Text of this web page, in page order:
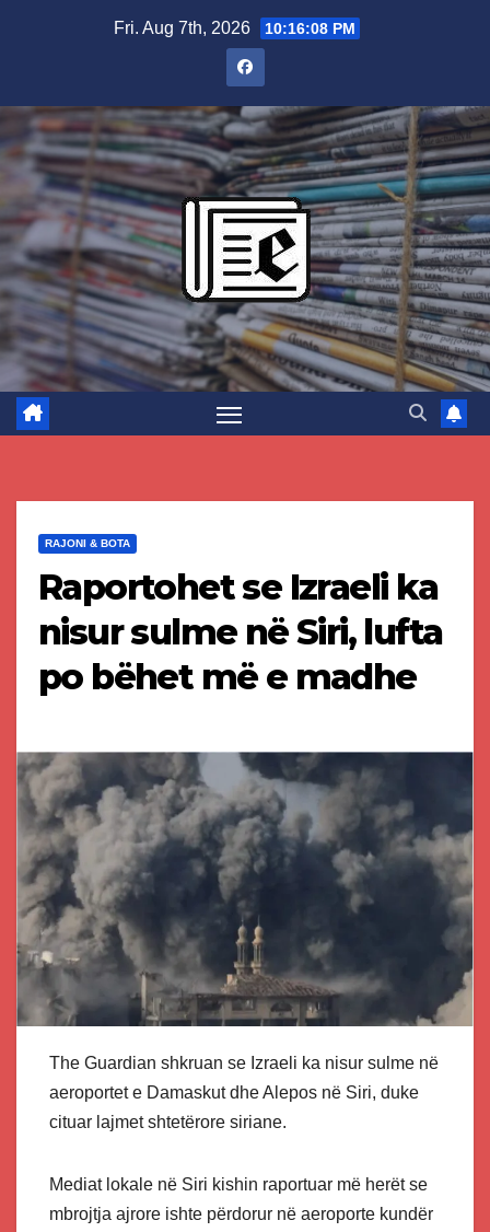
Fri. Aug 7th, 2026 10:16:09 PM
RAJONI & BOTA
Raportohet se Izraeli ka
nisur sulme në Siri, lufta
po bëhet më e madhe
The Guardian shkruan se Izraeli ka nisur sulme në
aeroportet e Damaskut dhe Alepos në Siri, duke
cituar lajmet shtetërore siriane.
Mediat lokale në Siri kishin raportuar më herët se
mbrojtja ajrore ishte përdorur në aeroporte kundër